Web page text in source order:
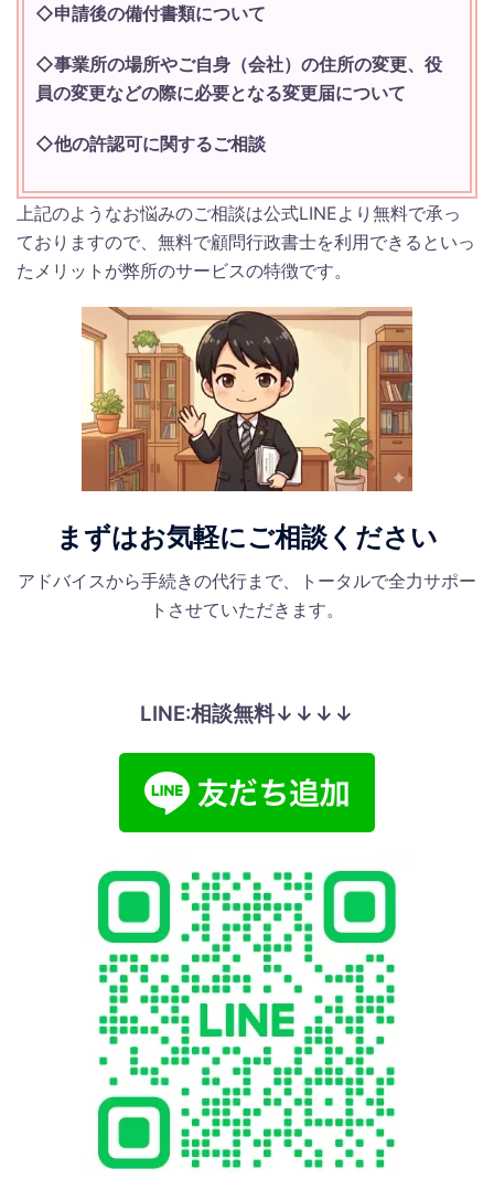
◇申請後の備付書類について
◇事業所の場所やご自身（会社）の住所の変更、役
員の変更などの際に必要となる変更届について
◇他の許認可に関するご相談
上記のようなお悩みのご相談は公式LINEより無料で承っ
ておりますので、無料で顧問行政書士を利用できるといっ
たメリットが弊所のサービスの特徴です。
まずはお気軽にご相談ください
アドバイスから手続きの代行まで、トータルで全力サポー
トさせていただきます。
LINE:相談無料↓↓↓↓